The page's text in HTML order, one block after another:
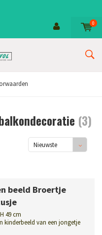
0
(3)
Nieuwste
beeld Broertje
49 cm
kinderbeeld van een jongetje